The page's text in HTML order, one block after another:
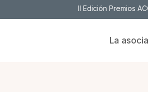
II Edición Premios
La